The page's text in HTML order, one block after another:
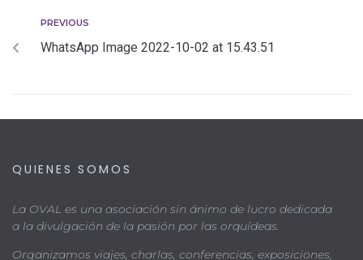
PREVIOUS
WhatsApp Image 2022-10-02 at 15.43.51
QUIENES SOMOS
La OVAL es una asociación sin ánimo de lucro dedicada
a la divulgación de la pasión por las orquídeas.
Organizamos viajes, charlas, conferencias, exposiciones,